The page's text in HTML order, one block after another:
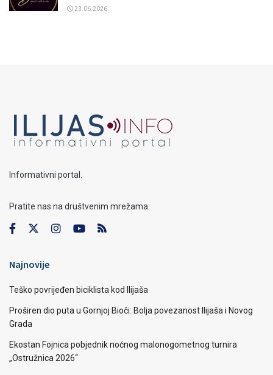
23.06.2026.
Informativni portal.
Pratite nas na društvenim mrežama:
Najnovije
Teško povrijeđen biciklista kod Ilijaša
Proširen dio puta u Gornjoj Bioči: Bolja povezanost Ilijaša i Novog
Grada
Ekostan Fojnica pobjednik noćnog malonogometnog turnira
„Ostružnica 2026“